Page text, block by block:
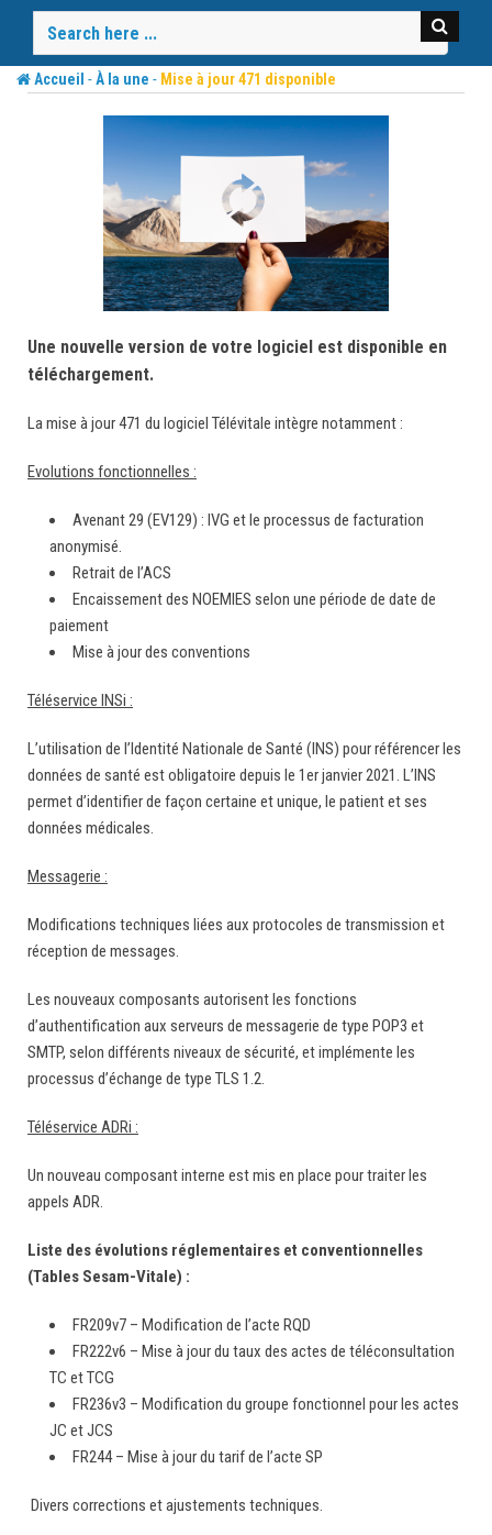
content
Accueil -À la une - Mise à jour 471 disponible
Une nouvelle version de votre logiciel est disponible en
téléchargement.
La mise à jour 471 du logiciel Télévitale intègre notamment :
Evolutions fonctionnelles :
Avenant 29 (EV129) : IVG et le processus de facturation
anonymisé.
Retrait de l’ACS
Encaissement des NOEMIES selon une période de date de
paiement
Mise à jour des conventions
Téléservice INSi :
L’utilisation de l’Identité Nationale de Santé (INS) pour référencer les
données de santé est obligatoire depuis le 1er janvier 2021. L’INS
permet d’identifier de façon certaine et unique, le patient et ses
données médicales.
Messagerie :
Modifications techniques liées aux protocoles de transmission et
réception de messages.
Les nouveaux composants autorisent les fonctions
d’authentification aux serveurs de messagerie de type POP3 et
SMTP, selon différents niveaux de sécurité, et implémente les
processus d’échange de type TLS 1.2.
Téléservice ADRi :
Un nouveau composant interne est mis en place pour traiter les
appels ADR.
Liste des évolutions réglementaires et conventionnelles
(Tables Sesam-Vitale) :
FR209v7 – Modification de l’acte RQD
FR222v6 – Mise à jour du taux des actes de téléconsultation
TC et TCG
FR236v3 – Modification du groupe fonctionnel pour les actes
JC et JCS
FR244 – Mise à jour du tarif de l’acte SP
Divers corrections et ajustements techniques.